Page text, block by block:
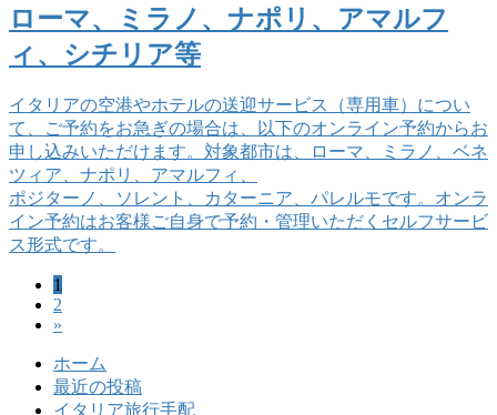
ローマ、ミラノ、ナポリ、アマルフ
ィ、シチリア等
イタリアの空港やホテルの送迎サービス（専用車）につい
て、ご予約をお急ぎの場合は、以下のオンライン予約からお
申し込みいただけます。対象都市は、ローマ、ミラノ、ベネ
ツィア、ナポリ、アマルフィ、
ポジターノ、ソレント、カターニア、パレルモです。オンラ
イン予約はお客様ご自身で予約・管理いただくセルフサービ
ス形式です。
固
定
ペ
ー
ジ
1
固
定
ー
ジ
2
»
ホーム
最近の投稿
イタリア旅行手配